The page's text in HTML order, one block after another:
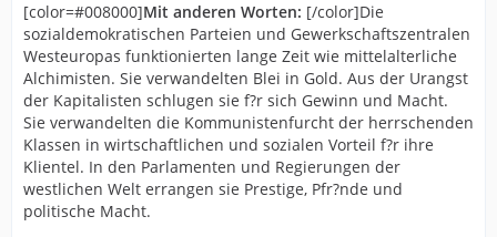
[color=#008000]Mit anderen Worten: [/color]Die
sozialdemokratischen Parteien und Gewerkschaftszentralen
Westeuropas funktionierten lange Zeit wie mittelalterliche
Alchimisten. Sie verwandelten Blei in Gold. Aus der Urangst
der Kapitalisten schlugen sie f?r sich Gewinn und Macht.
Sie verwandelten die Kommunistenfurcht der herrschenden
Klassen in wirtschaftlichen und sozialen Vorteil f?r ihre
Klientel. In den Parlamenten und Regierungen der
westlichen Welt errangen sie Prestige, Pfr?nde und
politische Macht.